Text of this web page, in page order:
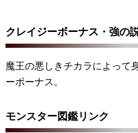
クレイジーボーナス・強の
魔王の悪しきチカラによって
ーボーナス。
モンスター図鑑リンク